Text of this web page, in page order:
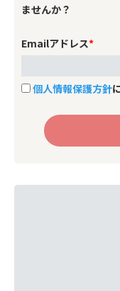
ませんか？
Emailアドレス*
個人情報保護方針